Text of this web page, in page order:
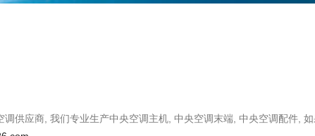
调供应商, 我们专业生产中央空调主机, 中央空调末端, 中央空调配件,